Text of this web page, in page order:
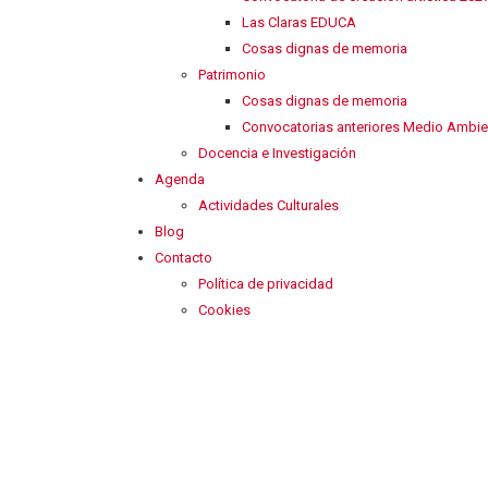
Las Claras EDUCA
Cosas dignas de memoria
Patrimonio
Cosas dignas de memoria
Convocatorias anteriores Medio
Docencia e Investigación
Agenda
Actividades Culturales
Blog
Contacto
Política de privacidad
Cookies